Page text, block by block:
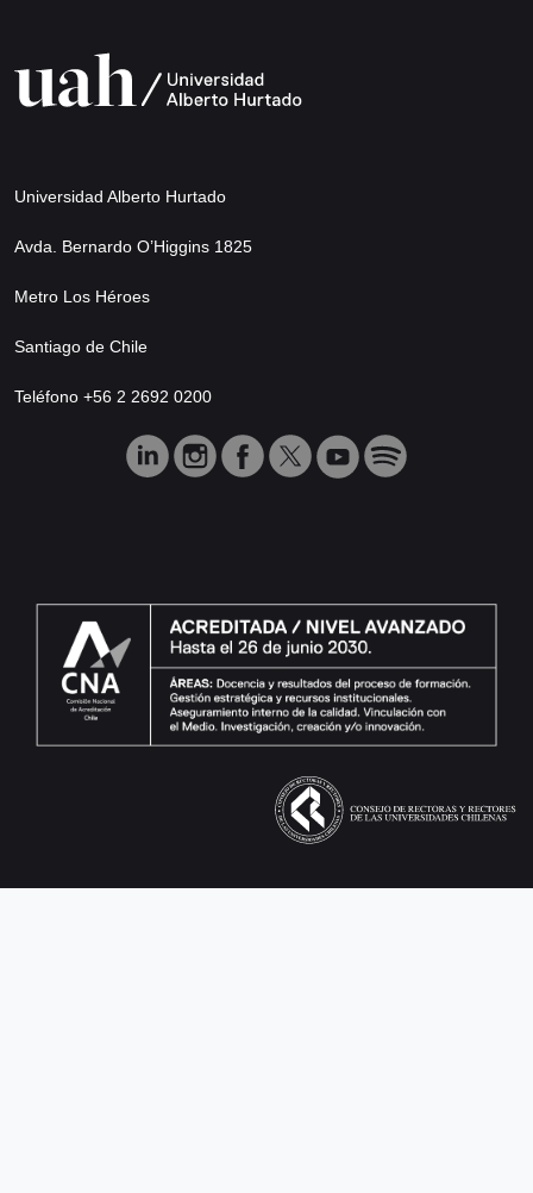
Universidad Alberto Hurtado
Avda. Bernardo O’Higgins 1825
Metro Los Héroes
Santiago de Chile
Teléfono +56 2 2692 0200